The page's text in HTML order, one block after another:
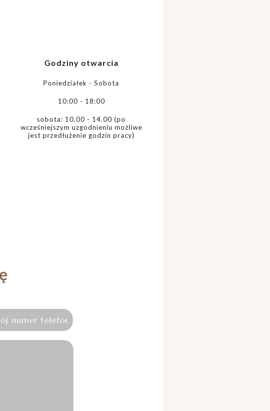
Godziny otwarcia
Poniedziałek - Sobota
10:00 - 18:00
sobota: 10.00 - 14.00 (po
wcześniejszym uzgodnieniu możliwe
jest przedłużenie godzin pracy)